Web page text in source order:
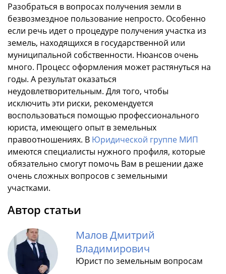
Разобраться в вопросах получения земли в
безвозмездное пользование непросто. Особенно
если речь идет о процедуре получения участка из
земель, находящихся в государственной или
муниципальной собственности. Нюансов очень
много. Процесс оформления может растянуться на
годы. А результат оказаться
неудовлетворительным. Для того, чтобы
исключить эти риски, рекомендуется
воспользоваться помощью профессионального
юриста, имеющего опыт в земельных
правоотношениях. В Юридической группе МИП
имеются специалисты нужного профиля, которые
обязательно смогут помочь Вам в решении даже
очень сложных вопросов с земельными
участками.
Автор статьи
Малов Дмитрий
Владимирович
Юрист по земельным вопросам